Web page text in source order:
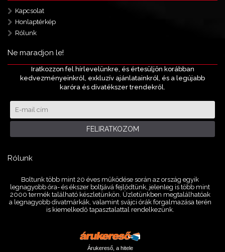
Kapcsolat
Honlaptérkép
Rólunk
Ne maradjon le!
Iratkozzon fel hírlevelünkre, és értesüljön korábban
kedvezményeinkről, exkluzív ajánlatainkról, és a legújabb
karóra és divatékszer trendekről.
FELIRATKOZOM
Rólunk
Boltunk több mint 20 éves működése során az ország egyik
legnagyobb óra- és ékszer boltjává fejlődtünk, jelenleg is több mint
2000 termék található készletünkön. Üzletünkben megtalálhatóak
a legnagyobb divatmárkák, valamint svájci órák forgalmazása terén
is kiemelkedő tapasztalattal rendelkezünk.
Árukereső, a hitele